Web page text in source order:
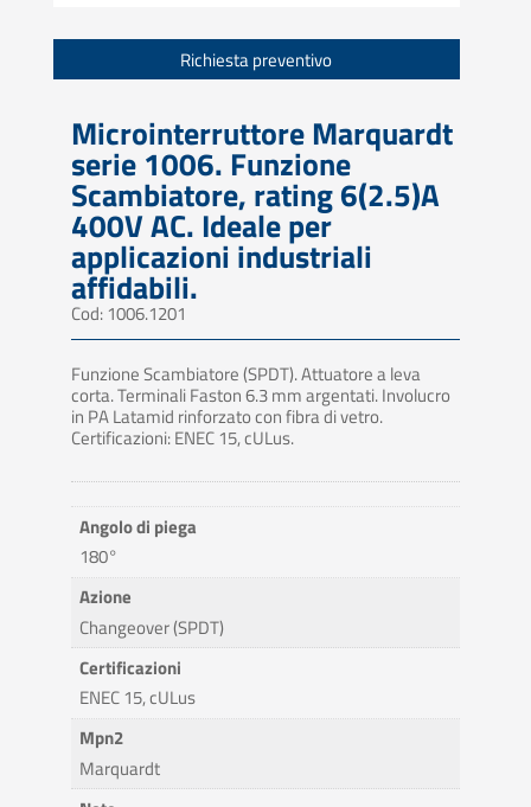
Richiesta preventivo
Microinterruttore Marquardt
serie 1006. Funzione
Scambiatore, rating 6(2.5)A
400V AC. Ideale per
applicazioni industriali
affidabili.
Cod: 1006.1201
Funzione Scambiatore (SPDT). Attuatore a leva
corta. Terminali Faston 6.3 mm argentati. Involucro
in PA Latamid rinforzato con fibra di vetro.
Certificazioni: ENEC 15, cULus.
Angolo di piega
180°
Azione
Changeover (SPDT)
Certificazioni
ENEC 15, cULus
Mpn2
Marquardt